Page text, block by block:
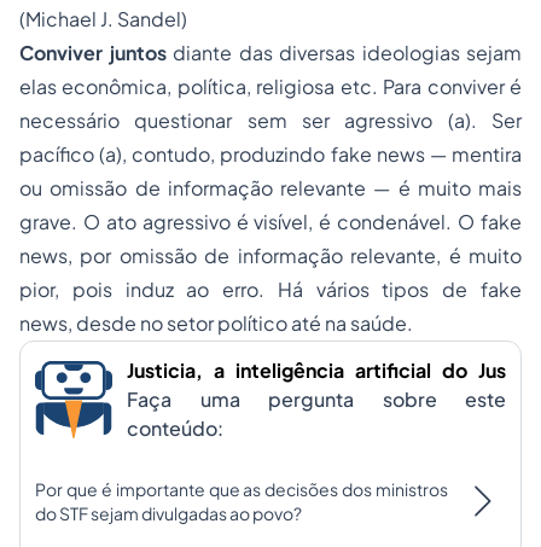
(Michael J. Sandel)
Conviver juntosdiante das diversas ideologias sejam
elas econômica, política, religiosa etc. Para conviver é
necessário questionar sem ser agressivo (a). Ser
pacífico (a), contudo, produzindo fake news— mentira
ou omissão de informação relevante — é muito mais
grave. O ato agressivo é visível, é condenável. O fake
news, por omissão de informação relevante, é muito
pior, pois induz ao erro. Há vários tipos de fake
news, desde no setor político até na saúde.
Justicia, a inteligência artificial do Jus
Faça uma pergunta sobre este
conteúdo:
Por que é importante que as decisões dos ministros
do STF sejam divulgadas ao povo?